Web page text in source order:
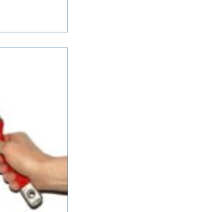
liv. Her
afslappet
smag,
hånd i